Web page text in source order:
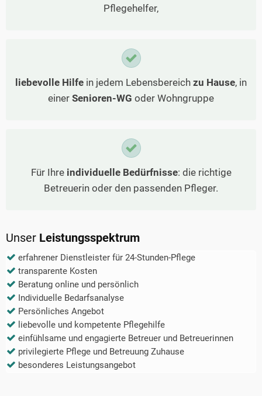
Pflegehelfer,
liebevolle Hilfe in jedem Lebensbereich zu Hause, in
einer Senioren-WG oder Wohngruppe
Für Ihre individuelle Bedürfnisse: die richtige
Betreuerin oder den passenden Pfleger.
Unser Leistungsspektrum
erfahrener Dienstleister für 24-Stunden-Pflege
transparente Kosten
Beratung online und persönlich
Individuelle Bedarfsanalyse
Persönliches Angebot
liebevolle und kompetente Pflegehilfe
einfühlsame und engagierte Betreuer und Betreuerinnen
privilegierte Pflege und Betreuung Zuhause
besonderes Leistungsangebot